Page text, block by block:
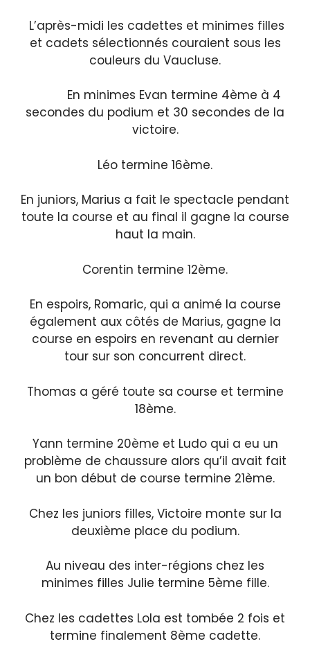
L’après-midi les cadettes et minimes filles
et cadets sélectionnés couraient sous les
couleurs du Vaucluse.
En minimes Evan termine 4ème à 4
secondes du podium et 30 secondes de la
victoire.
Léo termine 16ème.
En juniors, Marius a fait le spectacle pendant
toute la course et au final il gagne la course
haut la main.
Corentin termine 12ème.
En espoirs, Romaric, qui a animé la course
également aux côtés de Marius, gagne la
course en espoirs en revenant au dernier
tour sur son concurrent direct.
Thomas a géré toute sa course et termine
18ème.
Yann termine 20ème et Ludo qui a eu un
problème de chaussure alors qu’il avait fait
un bon début de course termine 21ème.
Chez les juniors filles, Victoire monte sur la
deuxième place du podium.
Au niveau des inter-régions chez les
minimes filles Julie termine 5ème fille.
Chez les cadettes Lola est tombée 2 fois et
termine finalement 8ème cadette.